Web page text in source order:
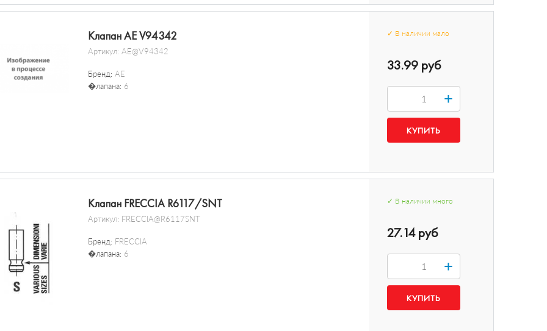
Клапан AE V94342
Артикул: AE@V94342
Бренд: AE
�лапана: 6
✓ В наличии мало
33.99 руб
+
Клапан FRECCIA R6117/SNT
Артикул: FRECCIA@R6117SNT
Бренд: FRECCIA
�лапана: 6
✓ В наличии много
27.14 руб
+